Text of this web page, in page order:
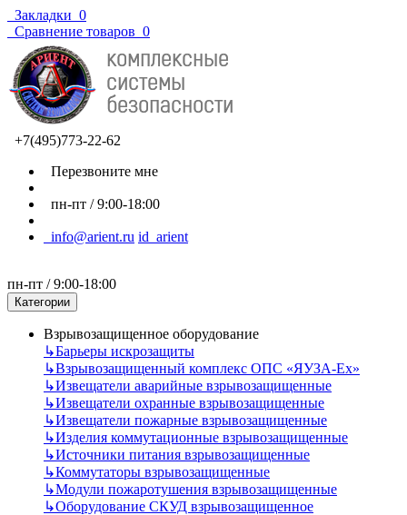
Закладки 0
Сравнение товаров 0
+7(495)773-22-62
Перезвоните мне
пн-пт / 9:00-18:00
info@arient.ru id_arient
пн-пт / 9:00-18:00
Категории
Взрывозащищенное оборудование
↳Барьеры искрозащиты
↳Взрывозащищенный комплекс ОПС «ЯУЗА-Ех»
↳Извещатели аварийные взрывозащищенные
↳Извещатели охранные взрывозащищенные
↳Извещатели пожарные взрывозащищенные
↳Изделия коммутационные взрывозащищенные
↳Источники питания взрывозащищенные
↳Коммутаторы взрывозащищенные
↳Модули пожаротушения взрывозащищенные
↳Оборудование СКУД взрывозащищенное